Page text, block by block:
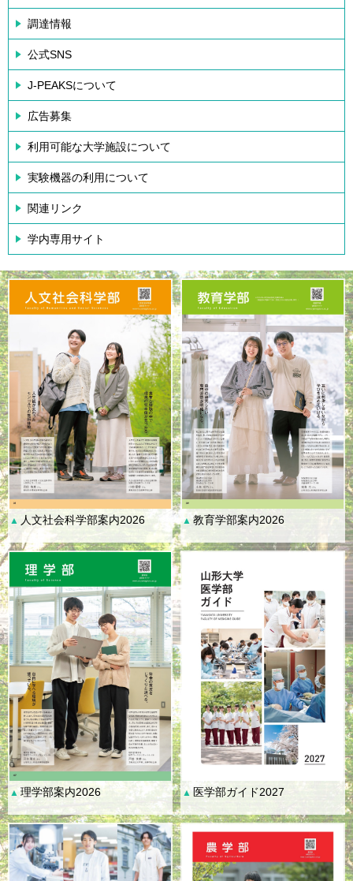
調達情報
公式SNS
J-PEAKSについて
広告募集
利用可能な大学施設について
実験機器の利用について
関連リンク
学内専用サイト
▲ 人文社会科学部案内2026 ▲ 教育学部案内2026
▲理学部案内2026 ▲ 医学部ガイド2027